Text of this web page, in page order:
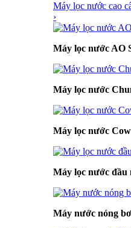
Máy lọc nước cao
›
Máy lọc nước AO
Máy lọc nước
Máy lọc nước
Máy lọc nước đầu
Máy nước nóng